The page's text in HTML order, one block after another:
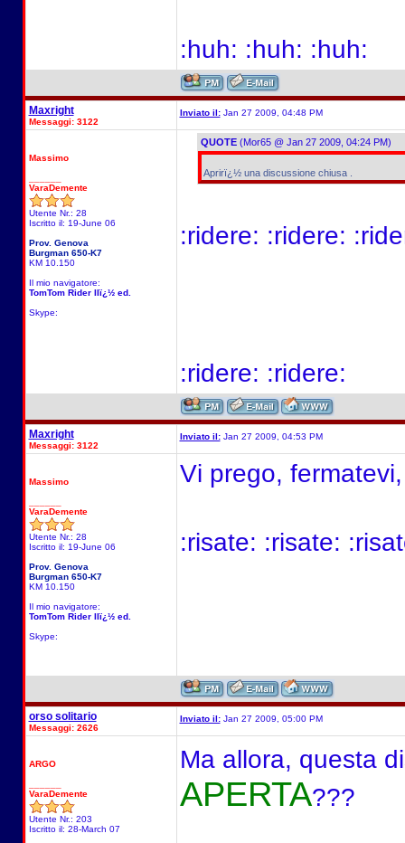
:huh: :huh: :huh:
Maxright
Messaggi: 3122
Inviato il:Jan 27 2009, 04:48 PM
Massimo
VaraDemente
Utente Nr.: 28
Iscritto il: 19-June 06
Prov. Genova
Burgman 650-K7
KM 10.150
Il mio navigatore:
TomTom Rider IIï¿½ ed.
Skype:
QUOTE(Mor65 @ Jan 27 2009, 04:24 PM)
Aprirï¿½ una discussione chiusa .
:ridere: :ridere:
:ridere: :ridere:
Maxright
Messaggi: 3122
Inviato il:Jan 27 2009, 04:53 PM
Massimo
VaraDemente
Utente Nr.: 28
Iscritto il: 19-June 06
Prov. Genova
Burgman 650-K7
KM 10.150
Il mio navigatore:
TomTom Rider IIï¿½ ed.
Skype:
Vi prego,
:risate: :risate:
orso solitario
Messaggi: 2626
Inviato il:Jan 27 2009, 05:00 PM
ARGO
VaraDemente
Utente Nr.: 203
Iscritto il: 28-March 07
Ma allora, questa
APERTA???